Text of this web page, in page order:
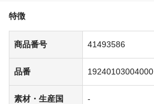
特徴
商品番号 41493586
品番 19240103004000
素材・生産国
-